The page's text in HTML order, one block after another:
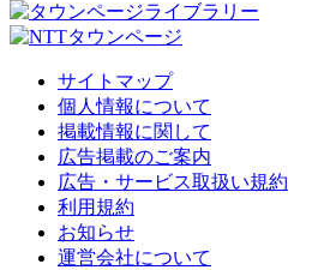
サイトマップ
個人情報について
掲載情報に関して
広告掲載のご案内
広告・サービス取扱い規約
利用規約
お知らせ
運営会社について